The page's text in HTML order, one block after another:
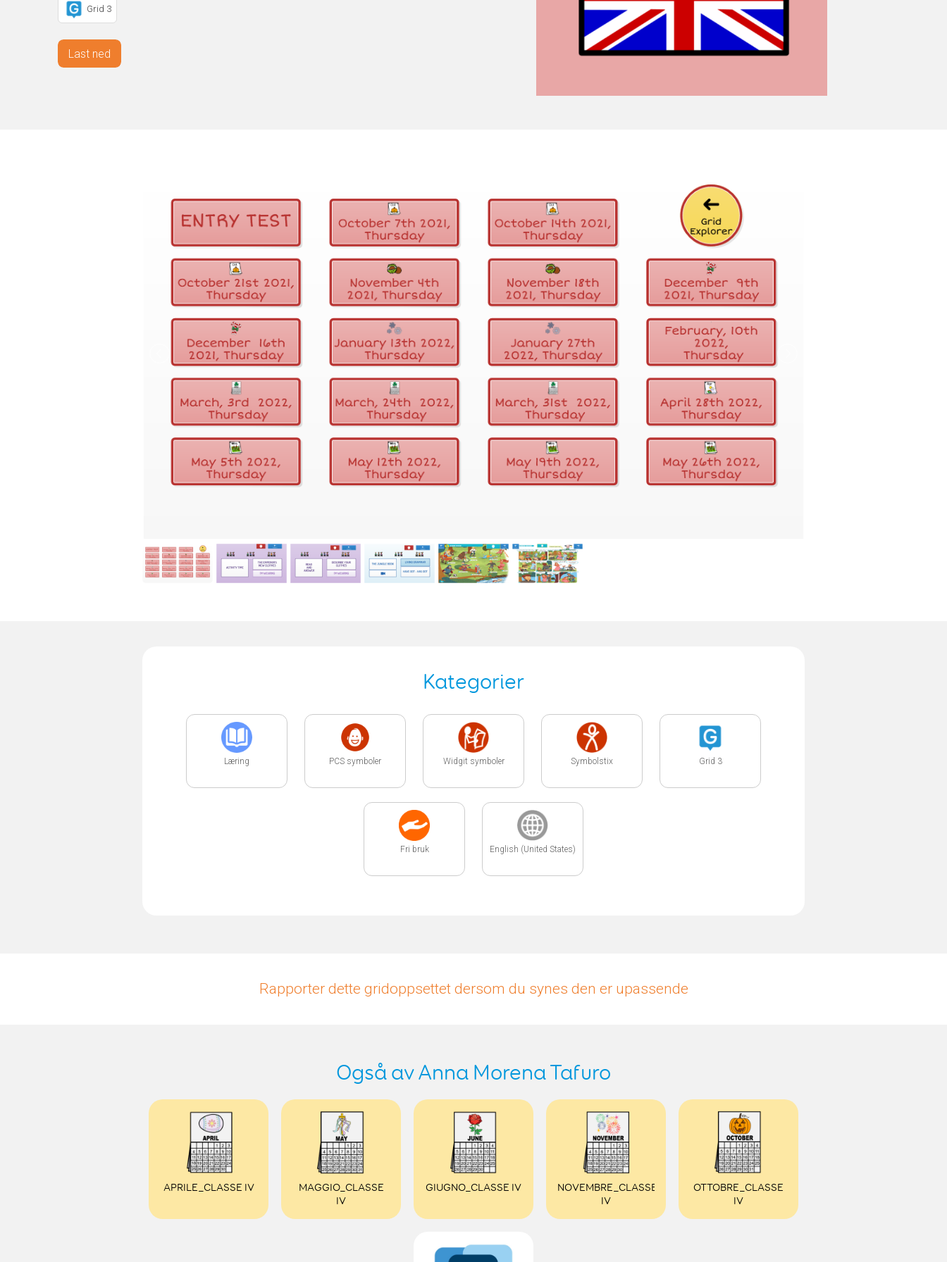
Grid 3
Last ned
Kategorier
Læring PCS symboler Widgit symboler Symbolstix Grid 3
Fri bruk English (United States)
Rapporter dette gridoppsettet dersom du synes den er upassende
Også av Anna Morena Tafuro
APRILE_CLASSE IV
MAGGIO_CLASSE
IV
GIUGNO_CLASSE IV
NOVEMBRE_CLASSE
IV
OTTOBRE_CLASSE
IV